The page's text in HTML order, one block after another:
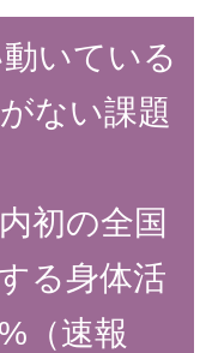
いている
ない課題
初の全国
る身体活
（速報